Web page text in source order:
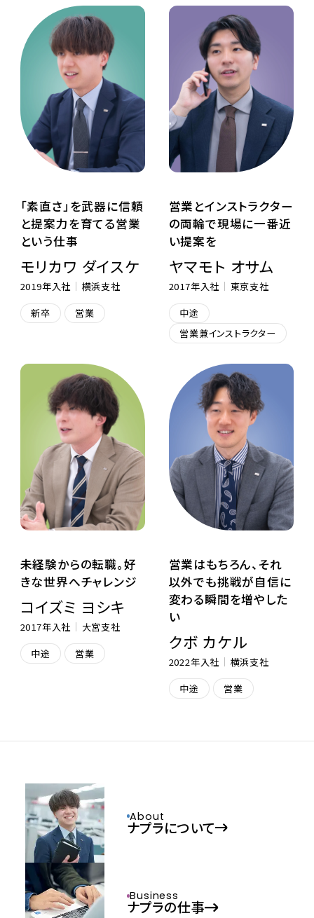
「素直さ」を武器に信頼
と提案力を育てる営業
という仕事
モリカワ ダイスケ
2019年入社 横浜支社
新卒 営業
営業とインストラクター
の両輪で現場に一番近
い提案を
ヤマモト オサム
2017年入社 東京支社
中途
営業兼インストラクター
未経験からの転職。好
きな世界へチャレンジ
コイズミ ヨシキ
2017年入社 大宮支社
中途 営業
営業はもちろん、それ
以外でも挑戦が自信に
変わる瞬間を増やした
い
クボ カケル
2022年入社 横浜支社
中途 営業
About
ナプラについて
Business
ナプラの仕事